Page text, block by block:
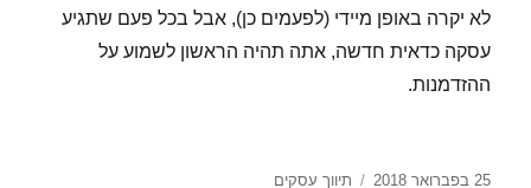
לא יקרה באופן מיידי (לפעמים כן), אבל בכל פעם שתגיע
עסקה כדאית חדשה, אתה תהיה הראשון לשמוע על
ההזדמנות.
פורסם
25 בפברואר 2018 קטגוריות
תיווך עסקים